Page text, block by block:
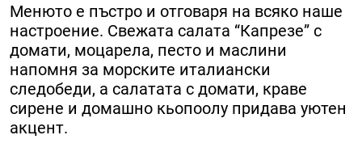
Менюто е пъстро и отговаря на всяко наше
настроение. Свежата салата “Капрезе” с
домати, моцарела, песто и маслини
напомня за морските италиански
следобеди, а салатата с домати, краве
сирене и домашно кьопоолу придава уютен
акцент.